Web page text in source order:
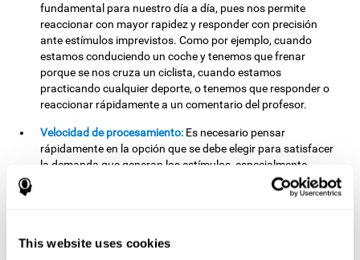
This website uses cookies
fundamental para nuestro día a día, pues nos permite
reaccionar con mayor rapidez y responder con precisión
ante estímulos imprevistos. Como por ejemplo, cuando
estamos conduciendo un coche y tenemos que frenar
porque se nos cruza un ciclista, cuando estamos
practicando cualquier deporte, o tenemos que responder o
reaccionar rápidamente a un comentario del profesor.
Velocidad de procesamiento: Es necesario pensar
rápidamente en la opción que se debe elegir para satisfacer
la demanda que generan los estímulos, especialmente
cuando en niveles más altos las demandas pueden no
coincidir con el estímulo inicial. Dado que los estímulos
relevante en nuestra vida cotidiana cuando tenemos que